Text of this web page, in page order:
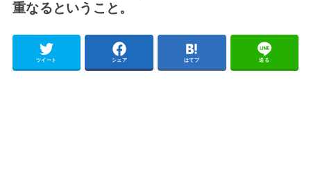
重なるということ。
ツイート シェア はてブ 送る